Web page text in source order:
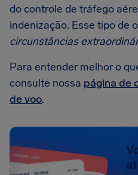
do controle de tráfego
indenização. Esse tipo de
circunstâncias
Para entender melhor o
consulte nossa página de
de voo.